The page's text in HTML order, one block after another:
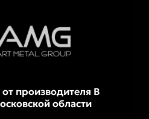
производителя В
области